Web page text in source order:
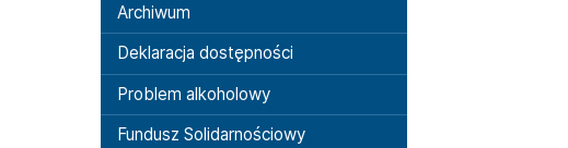
Archiwum
Deklaracja dostępności
Problem alkoholowy
Fundusz Solidarnościowy